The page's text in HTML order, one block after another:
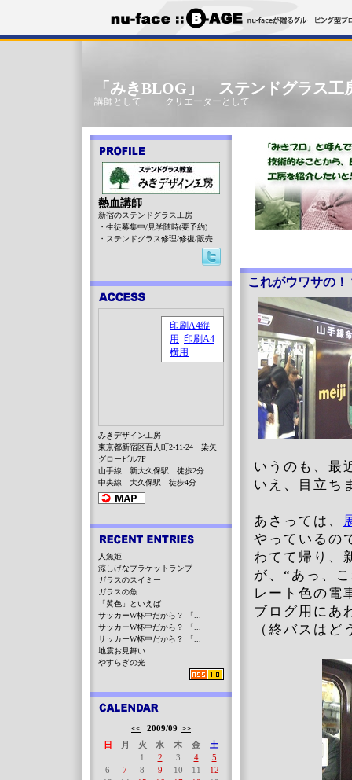
「みきBLOG」 ステンドグラス工
講師として･･･ クリエーターとして･･･
これがウワサの！
いうのも、最
いえ、目立ち
あさっては、
やっているの
わてて帰り、
が、“あっ、
レート色の
ブログ用に
（終バスは
熱血講師
新宿のステンドグラス工房
・生徒募集中/見学随時(要予約)
・ステンドグラス修理/修復/販売
みきデザイン工房
東京都新宿区百人町2-11-24 染矢
グロービル7F
山手線 新大久保駅 徒歩2分
中央線 大久保駅 徒歩4分
人魚姫
涼しげなブラケットランプ
ガラスのスイミー
ガラスの魚
「黄色」といえば
サッカーW杯中だから？ 「...
サッカーW杯中だから？ 「...
サッカーW杯中だから？ 「...
地震お見舞い
やすらぎの光
<< 2009/09 >>
日
月 火 水 木 金
土
1
2 3 4
5
6
7 8 9 10 11
12